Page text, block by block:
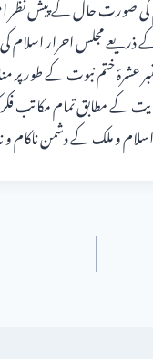
مجلس احرار اسلام
مطابق تمام مکاتب فکر
و ملک کے دشمن ناکام و